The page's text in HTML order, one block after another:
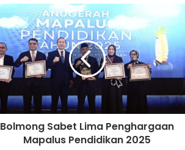
Bolmong Sabet Lima Penghargaan
Mapalus Pendidikan 2025